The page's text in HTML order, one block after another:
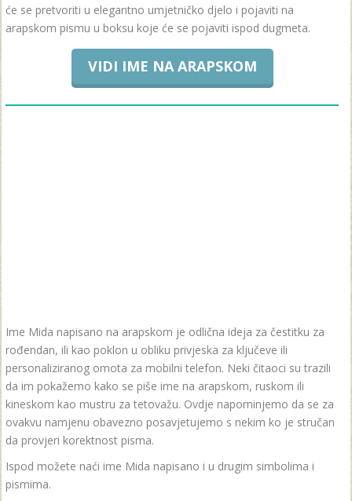
će se pretvoriti u elegantno umjetničko djelo i pojaviti na
arapskom pismu u boksu koje će se pojaviti ispod dugmeta.
VIDI IME NA ARAPSKOM
Ime Mida napisano na arapskom je odlična ideja za čestitku za
rođendan, ili kao poklon u obliku privjeska za ključeve ili
personaliziranog omota za mobilni telefon. Neki čitaoci su trazili
da im pokažemo kako se piše ime na arapskom, ruskom ili
kineskom kao mustru za tetovažu. Ovdje napominjemo da se za
ovakvu namjenu obavezno posavjetujemo s nekim ko je stručan
da provjeri korektnost pisma.
Ispod možete naći ime Mida napisano i u drugim simbolima i
pismima.